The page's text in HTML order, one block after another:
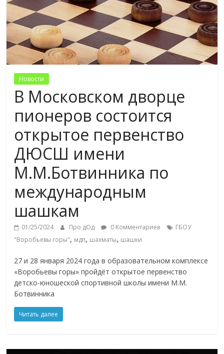
Новости
В Московском дворце
пионеров состоится
открытое первенство
ДЮСШ имени
М.М.Ботвинника по
международным
шашкам
01/25/2024 Про дОд 0 Комментариев
ГБОУ
"Воробьевы горы", мдп, шахматы, шашки
27 и 28 января 2024 года в образовательном комплексе
«Воробьевы горы» пройдёт открытое первенство
детско-юношеской спортивной школы имени М.М.
Ботвинника
Читать далее